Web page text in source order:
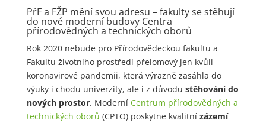
PřF a FŽP mění svou adresu – fakulty se stěhují
do nové moderní budovy Centra
přírodovědných a technických oborů
Rok 2020 nebude pro Přírodovědeckou fakultu a
Fakultu životního prostředí přelomový jen kvůli
koronavirové pandemii, která výrazně zasáhla do
výuky i chodu univerzity, ale i z důvodu stěhování do
nových prostor. Moderní Centrum přírodovědných a
technických oborů (CPTO) poskytne kvalitní zázemí